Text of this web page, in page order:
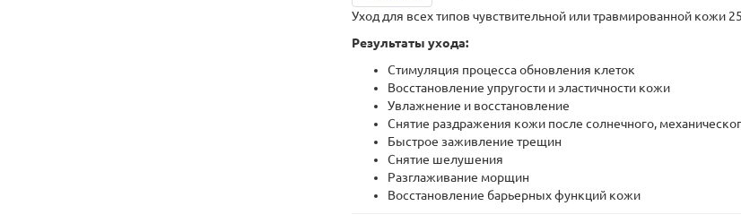
Уход для всех типов чувствительной или травмированной кожи
Результаты ухода:
Стимуляция процесса обновления клеток
Восстановление упругости и эластичности кожи
Увлажнение и восстановление
Снятие раздражения кожи после солнечного,
Быстрое заживление трещин
Снятие шелушения
Разглаживание морщин
Восстановление барьерных функций кожи